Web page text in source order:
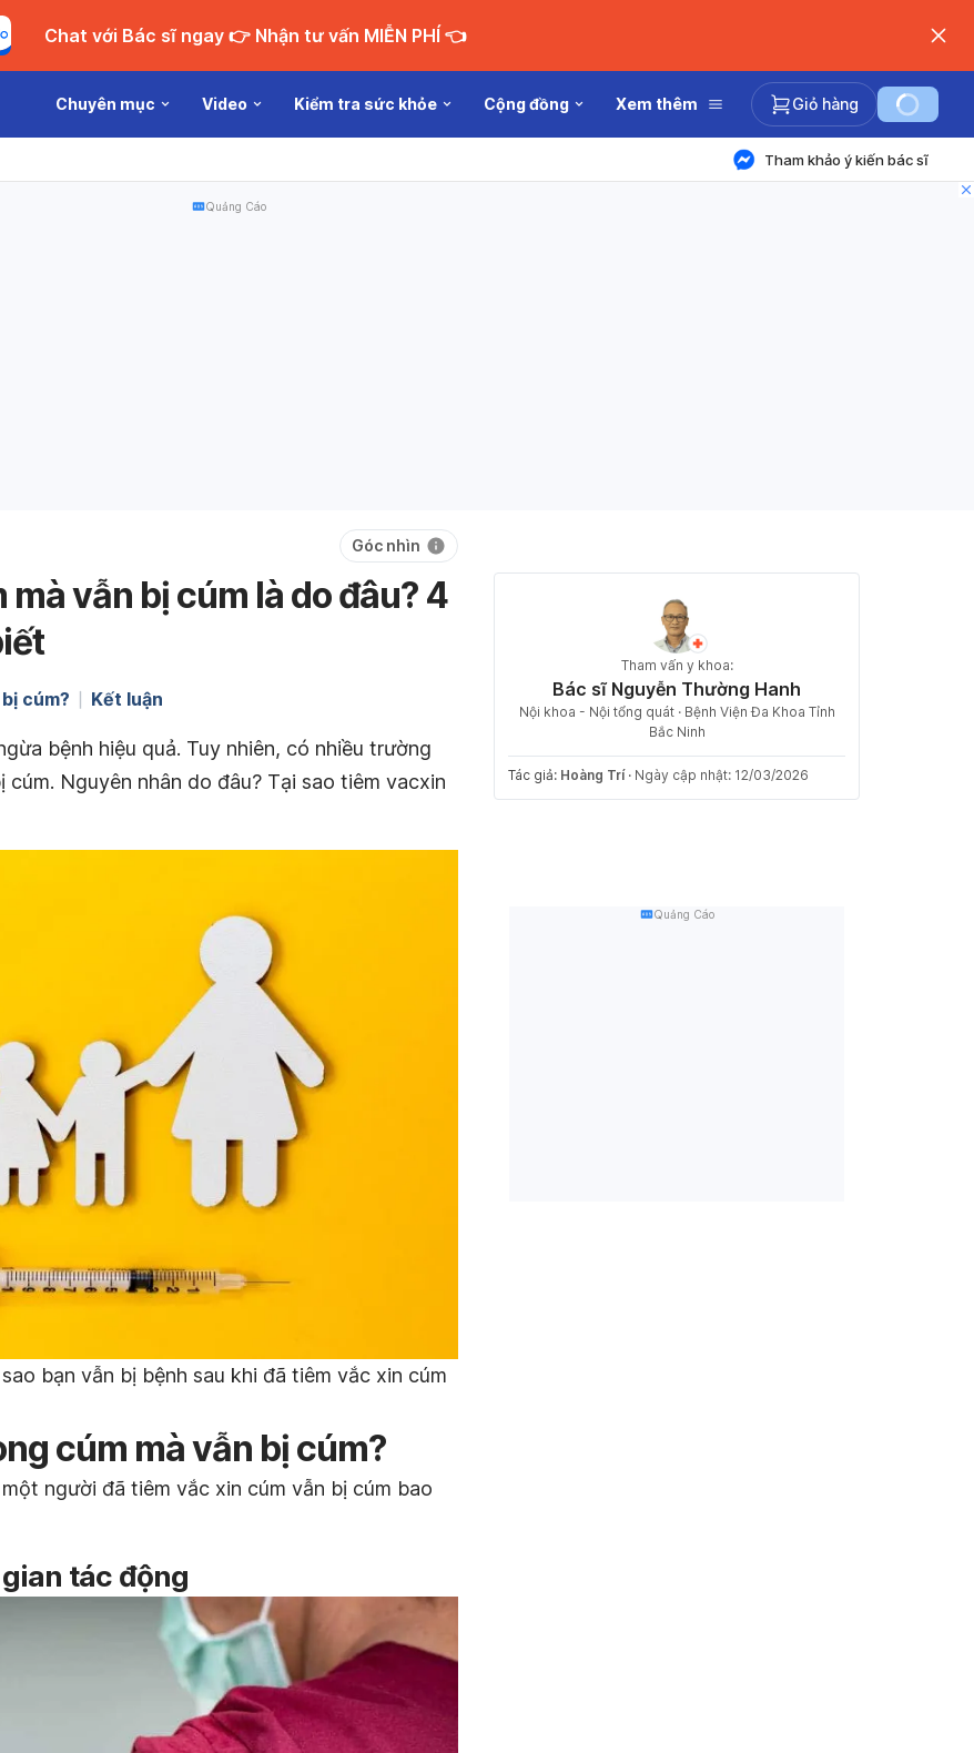
Chat với Bác sĩ ngay 👉 Nhận tư vấn MIỄN PHÍ 👈
Chuyên mục Video Kiểm tra sức khỏe Cộng đồng Xem thêm Giỏ hàng
Tham khảo ý kiến bác sĩ
Quảng Cáo
Góc nhìn
vẫn bị cúm là do đâu? 4
cúm? Kết luận
bệnh hiệu quả. Tuy nhiên, có nhiều trường
Nguyên nhân do đâu? Tại sao tiêm vacxin
bạn vẫn bị bệnh sau khi đã tiêm vắc xin cúm
cúm mà vẫn bị cúm?
người đã tiêm vắc xin cúm vẫn bị cúm bao
tác động
Tham vấn y khoa:
Bác sĩ Nguyễn Thường Hanh
Nội khoa - Nội tổng quát · Bệnh Viện Đa Khoa Tỉnh
Bắc Ninh
Tác giả: Hoàng Trí · Ngày cập nhật: 12/03/2026
Quảng Cáo